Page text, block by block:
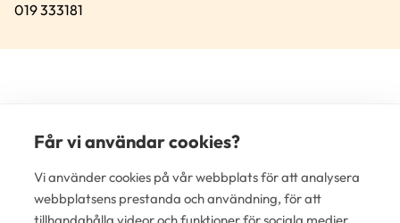
019 333181
Får vi användar cookies?
Vi använder cookies på vår webbplats för att analysera
webbplatsens prestanda och användning, för att